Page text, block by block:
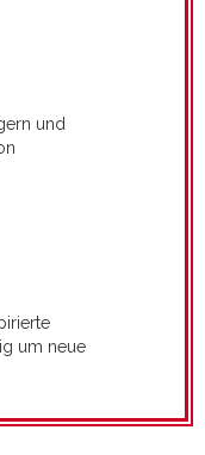
und
um neue